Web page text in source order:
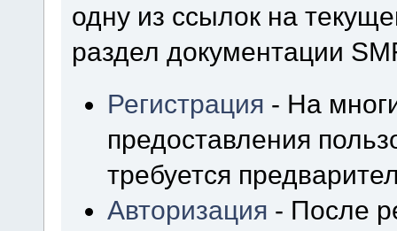
одну из ссылок на
раздел документации
Регистрация - На
предоставления
требуется
Авторизация - После